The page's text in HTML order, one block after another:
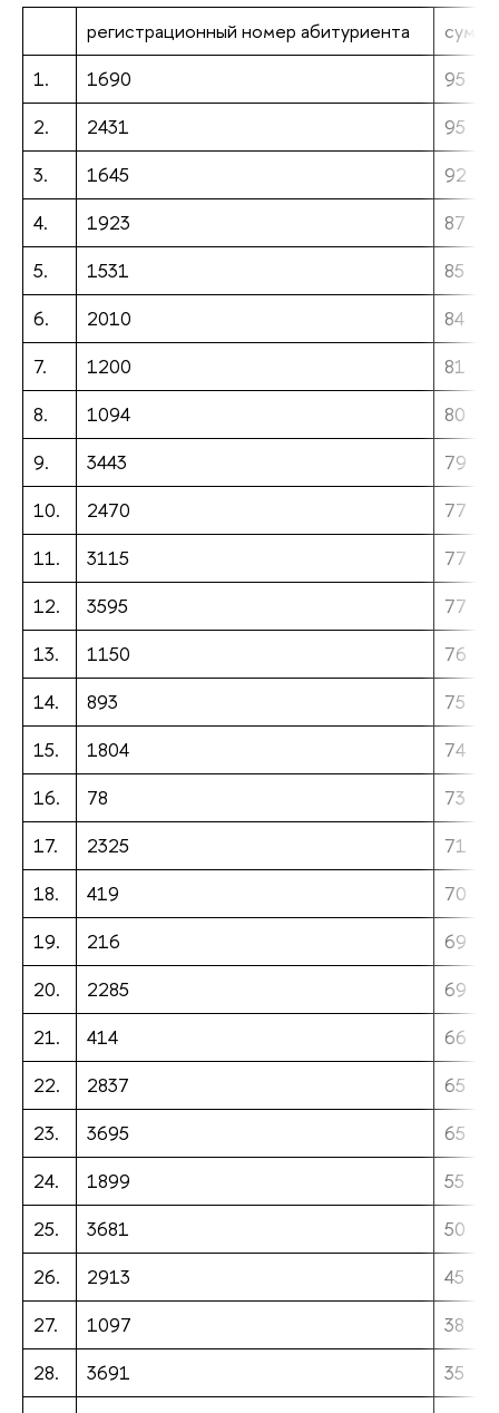
регистрационный номер абитуриента
1.
1690
95
2.
2431
95
3.
1645
92
4.
1923
87
5.
1531
85
6.
2010
84
7.
1200
81
8.
1094
80
9.
3443
79
10.
2470
77
11.
3115
77
12.
3595
77
13.
1150
76
14.
893
75
15.
1804
74
16.
78
73
17.
2325
71
18.
419
70
19.
216
69
20.
2285
69
21.
414
66
22.
2837
65
23.
3695
65
24.
1899
55
25.
3681
50
26.
2913
45
27.
1097
38
28.
3691
35